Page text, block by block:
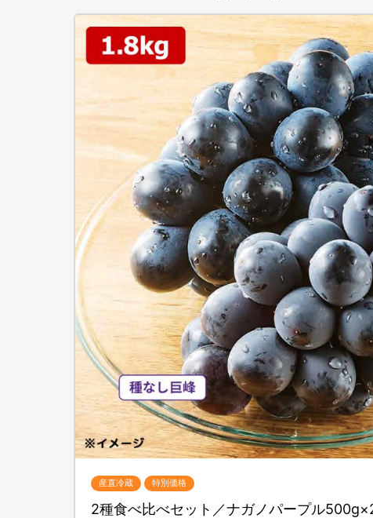
産直冷蔵 特別価格
2種食べ比べセット／ナガノパープル